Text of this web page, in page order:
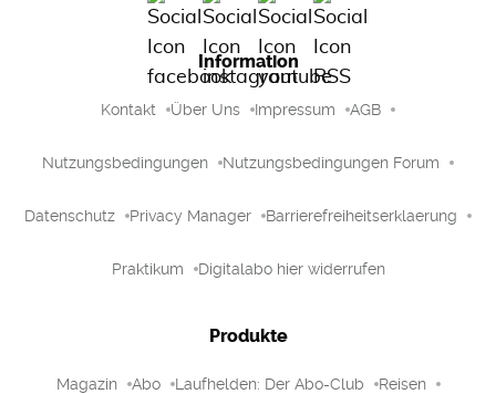
Information
Kontakt Über Uns Impressum AGB
Nutzungsbedingungen Nutzungsbedingungen Forum
Datenschutz Privacy Manager Barrierefreiheitserklaerung
Praktikum Digitalabo hier widerrufen
Produkte
Magazin Abo Laufhelden: Der Abo-Club Reisen